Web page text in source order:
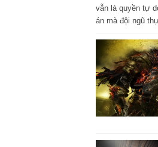
vẫn là quyền tự
án mà đội ngũ